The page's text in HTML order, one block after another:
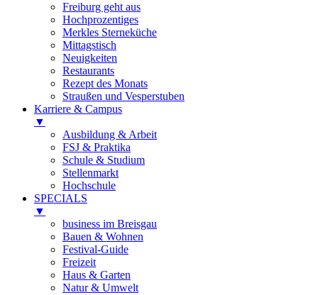
Freiburg geht aus
Hochprozentiges
Merkles Sterneküche
Mittagstisch
Neuigkeiten
Restaurants
Rezept des Monats
Straußen und Vesperstuben
Karriere & Campus
▼
Ausbildung & Arbeit
FSJ & Praktika
Schule & Studium
Stellenmarkt
Hochschule
SPECIALS
▼
business im Breisgau
Bauen & Wohnen
Festival-Guide
Freizeit
Haus & Garten
Natur & Umwelt